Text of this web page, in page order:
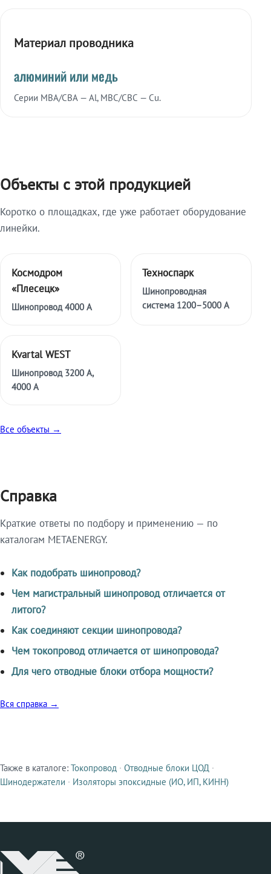
Материал проводника
алюминий или медь
Серии МВА/СВА — Al, МВС/СВС — Cu.
Объекты с этой продукцией
Коротко о площадках, где уже работает оборудование
линейки.
Космодром
«Плесецк»
Шинопровод 4000 А
Техноспарк
Шинопроводная
система 1200–5000 А
Kvartal WEST
Шинопровод 3200 А,
4000 А
Все объекты →
Справка
Краткие ответы по подбору и применению — по
каталогам METAENERGY.
Как подобрать шинопровод?
Чем магистральный шинопровод отличается от
литого?
Как соединяют секции шинопровода?
Чем токопровод отличается от шинопровода?
Для чего отводные блоки отбора мощности?
Вся справка →
Смежные продукты
Также в каталоге: Токопровод · Отводные блоки ЦОД ·
Шинодержатели · Изоляторы эпоксидные (ИО, ИП, КИНН)